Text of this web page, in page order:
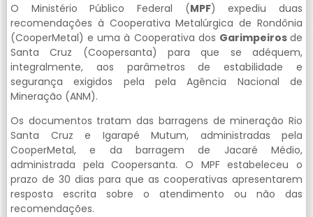
O Ministério Público Federal (MPF) expediu duas
recomendações à Cooperativa Metalúrgica de Rondônia
(CooperMetal) e uma à Cooperativa dos Garimpeirosde
Santa Cruz (Coopersanta) para que se adéquem,
integralmente, aos parâmetros de estabilidade e
segurança exigidos pela pela Agência Nacional de
Mineração (ANM).
Os documentos tratam das barragens de mineração Rio
Santa Cruz e Igarapé Mutum, administradas pela
CooperMetal, e da barragem de Jacaré Médio,
administrada pela Coopersanta. O MPF estabeleceu o
prazo de 30 dias para que as cooperativas apresentarem
resposta escrita sobre o atendimento ou não das
recomendações.